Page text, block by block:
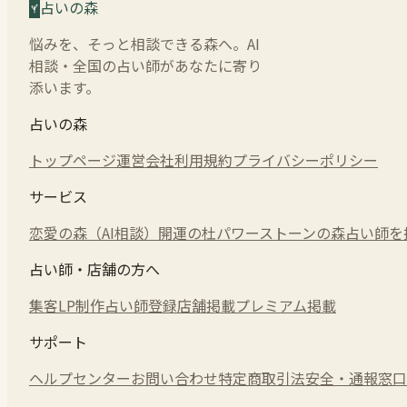
占いの森
悩みを、そっと相談できる森へ。AI
相談・全国の占い師があなたに寄り
添います。
占いの森
トップページ運営会社利用規約プライバシーポリシー
サービス
恋愛の森（AI相談） 開運の杜パワーストーンの森占い師
占い師・店舗の方へ
集客LP制作占い師登録店舗掲載プレミアム掲載
サポート
ヘルプセンターお問い合わせ特定商取引法安全・通報窓口